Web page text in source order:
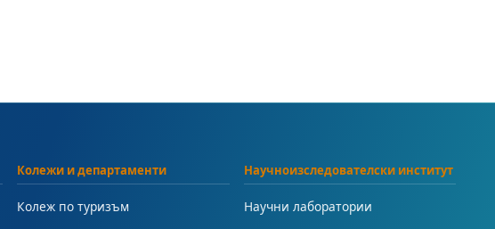
Колежи и департаменти
Колеж по туризъм
Научноизследователски институт
Научни лаборатории